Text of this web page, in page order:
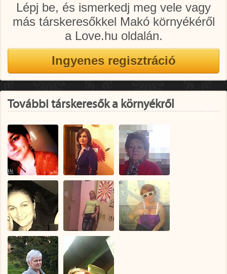
Lépj be, és ismerkedj meg vele vagy
más társkeresőkkel Makó környékéről
a Love.hu oldalán.
További társkeresők a környékről